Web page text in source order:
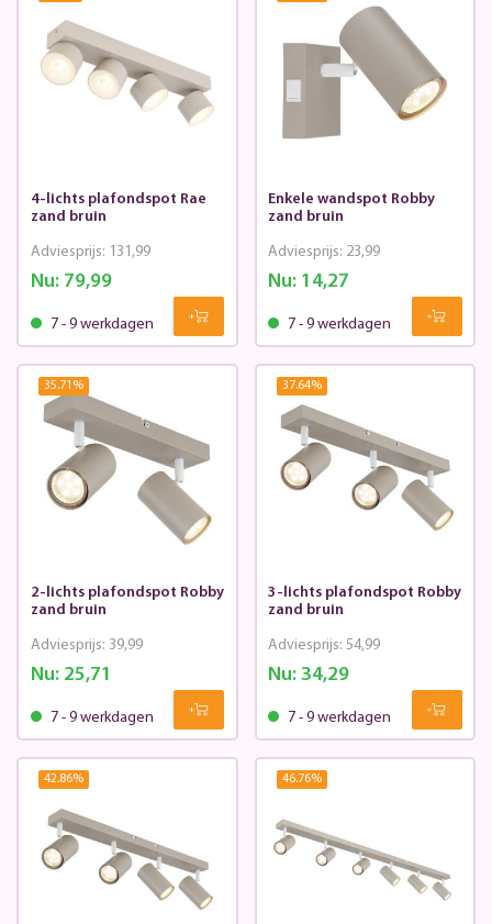
4-lichts plafondspot Rae
zand bruin
Nu:79,99
Adviesprijs: 131,99
7 - 9 werkdagen
Enkele wandspot Robby
zand bruin
Nu: 14,27
Adviesprijs: 23,99
7 - 9 werkdagen
35.71 %
2-lichts plafondspot Robby
zand bruin
Nu:25,71
Adviesprijs: 39,99
7 - 9 werkdagen
37.64%
3-lichts plafondspot Robby
zand bruin
Nu: 34,29
Adviesprijs: 54,99
7 - 9 werkdagen
42.86% 46.76%